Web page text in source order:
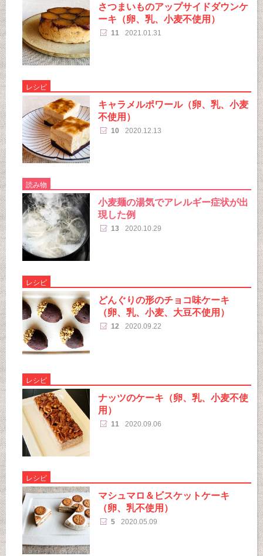
さつまいものアップサイドダウンケ
ーキ（卵、乳、小麦不使用）
11 2021.01.31
レシピ
キャラメルポワール（卵、乳、小麦
不使用）
10 2020.12.13
読み物
小麦麺の湯気でアレルギー症状が出
現した例
13 2020.10.29
レシピ
どんぐりの形のチョコ味ケーキ
（卵、乳、小麦、大豆不使用）
12 2020.09.22
レシピ
ナッツのケーキ（卵、乳、小麦不使
用）
11 2020.09.06
レシピ
マシュマロ＆ビスケットケーキ
（卵、乳不使用）
5 2020.05.09